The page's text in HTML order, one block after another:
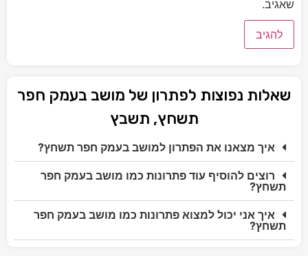
שאגיב.
שאלות נפוצות לפתרון של מושב בעמק חפר
תשחץ, תשבץ
איך מצאנו את הפתרון למושב בעמק חפר תשחץ?
רוצים להוסיף עוד פתרונות כמו מושב בעמק חפר
תשחץ?
איך אני יכול למצוא פתרונות כמו מושב בעמק חפר
תשחץ?